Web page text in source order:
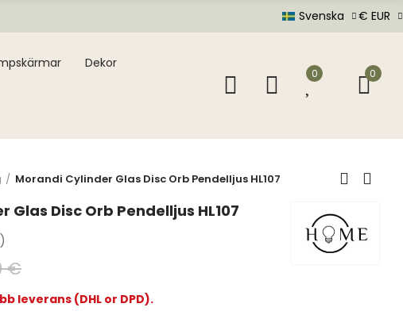
Svenska € EUR
Dekor
0 0
Morandi Cylinder Glas Disc Orb Pendelljus HL107
Glas Disc Orb Pendelljus HL107
€
leverans (DHL or DPD).